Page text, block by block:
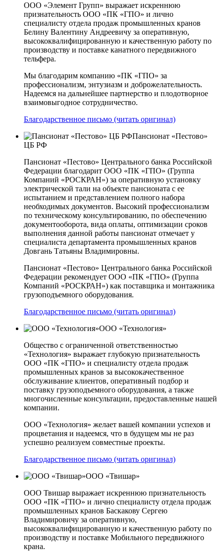
ООО «Элемент Групп» выражает искреннюю
признательность ООО «ПК «ГПО» и лично
специалисту отдела продаж промышленных кранов
Белину Валентину Андреевичу за оперативную,
высококвалифицированную и качественную работу по
производству и поставке канатного передвижного
тельфера.
Мы благодарим компанию «ПК «ГПО» за
профессионализм, энтузиазм и доброжелательность.
Надеемся на дальнейшее партнерство и плодотворное
взаимовыгодное сотрудничество.
Благодарственное письмо (читать оригинал)
Пансионат «Пестово»
ЦБ РФ
Пансионат «Пестово» Центрального банка Российской
Федерации благодарит ООО «ПК «ГПО» (Группа
Компаний «РОСКРАН») за оперативную установку
электрической тали на объекте пансионата с ее
испытанием и представлением полного набора
необходимых документов. Высокий профессионализм
по техническому консультированию, по обеспечению
документооборота, вида оплаты, оптимизации сроков
выполнения данной работы пансионат отмечает у
специалиста департамента промышленных кранов
Довгань Татьяны Владимировны.
Пансионат «Пестово» Центрального банка Российской
Федерации рекомендует ООО «ПК «ГПО» (Группа
Компаний «РОСКРАН») как поставщика и монтажника
грузоподъемного оборудования.
Благодарственное письмо (читать оригинал)
ООО «Технология»
Общество с ограниченной ответственностью
«Технология» выражает глубокую признательность
ООО «ПК «ГПО» и специалисту отдела продаж
промышленных кранов за высококачественное
обслуживание клиентов, оперативный подбор и
поставку грузоподъемного оборудования, а также
многочисленные консультации, предоставленные нашей
компании.
ООО «Технология» желает вашей компании успехов и
процветания и надеемся, что в будущем мы не раз
успешно реализуем совместные проекты.
Благодарственное письмо (читать оригинал)
ООО «Твишар»
ООО Твишар выражает искреннюю признательность
ООО «ПК «ГПО» и лично специалисту отдела продаж
промышленных кранов Баскакову Сергею
Владимировичу за оперативную,
высококвалифицированную и качественную работу по
производству и поставке Мобильного передвижного
крана.